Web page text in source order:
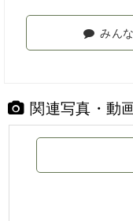
みん
関連写真・動